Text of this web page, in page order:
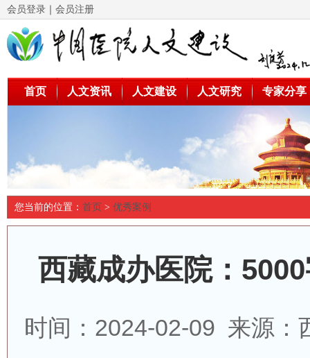
会员登录 ｜ 会员注册
首页 人文资讯 人文建设 人文研究 专家分享
您当前的位置： 首页 > 优秀案例
西藏成办医院：
时间：2024-02-09 来源：